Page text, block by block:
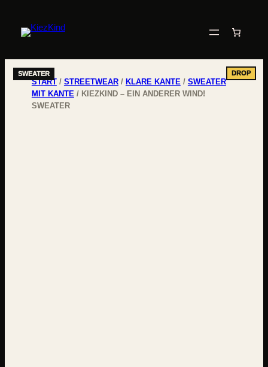
START/ STREETWEAR/ KLARE KANTE/ SWEATER
MIT KANTE/ KIEZKIND – EIN ANDERER WIND!
SWEATER